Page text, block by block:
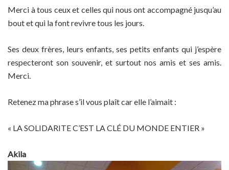
Merci à tous ceux et celles qui nous ont accompagné jusqu’au
bout et qui la font revivre tous les jours.
Ses deux frères, leurs enfants, ses petits enfants qui j’espère
respecteront son souvenir, et surtout nos amis et ses amis.
Merci.
Retenez ma phrase s’il vous plaît car elle l’aimait :
« LA SOLIDARITE C’EST LA CLÉ DU MONDE ENTIER »
Akila